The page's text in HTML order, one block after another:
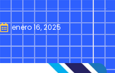
enero 16, 2025